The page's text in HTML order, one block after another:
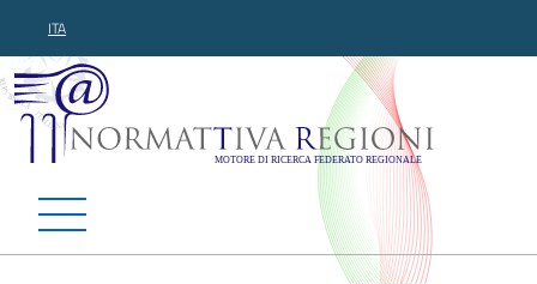
ITA
Normattiva Regioni -